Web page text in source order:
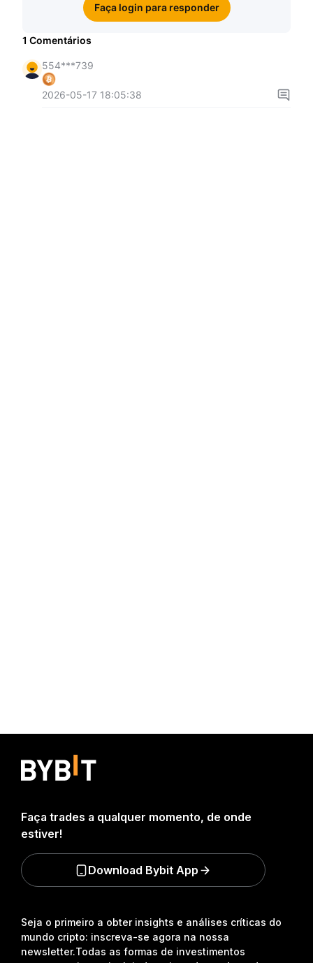
Faça login para responder
1 Comentários
554***739
2026-05-17 18:05:38
Seja o primeiro a obter insights e análises críticas do
mundo cripto: inscreva-se agora na nossa
newsletter.Todas as formas de investimentos
Faça trades a qualquer momento, de onde
estiver!
Download Bybit App